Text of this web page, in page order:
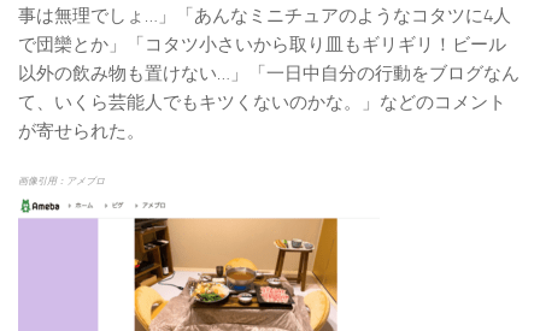
事は無理でしょ…」「あんなミニチュアのようなコタツに4人
で団欒とか」「コタツ小さいから取り皿もギリギリ！ビール
以外の飲み物も置けない…」「一日中自分の行動をブログなん
て、いくら芸能人でもキツくないのかな。」などのコメント
が寄せられた。
画像引用：アメブロ